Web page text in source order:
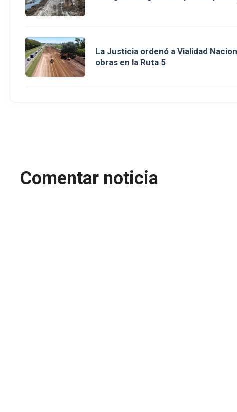
La Justicia ordenó a Vialidad
obras en la Ruta 5
Comentar noticia